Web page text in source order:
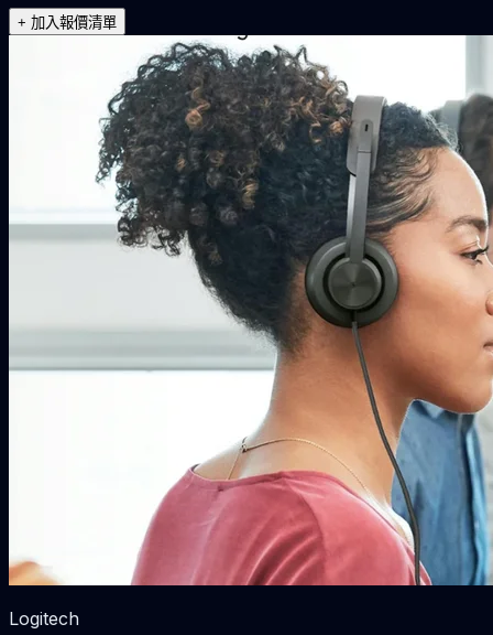
+ 加入報價清單
Logitech